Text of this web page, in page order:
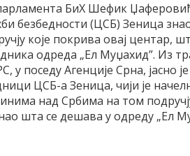
БиХ Шефик
безбедности (ЦСБ) Зеница знао
које покрива овај центар,
одреда „Ел Муџахид”. Из
у поседу Агенције Срна, јасно
ЦСБ-а Зеница, чији је
над Србима на том
шта се дешава у одреду „Ел